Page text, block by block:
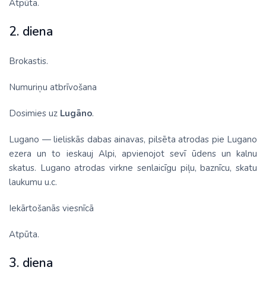
Atpūta.
2. diena
Brokastis.
Numuriņu atbrīvošana
Dosimies uz Lugāno.
Lugano — lieliskās dabas ainavas, pilsēta atrodas pie Lugano
ezera un to ieskauj Alpi, apvienojot sevī ūdens un kalnu
skatus. Lugano atrodas virkne senlaicīgu piļu, baznīcu, skatu
laukumu u.c.
Iekārtošanās viesnīcā
Atpūta.
3. diena